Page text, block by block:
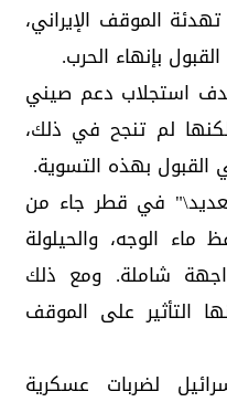
الموقف الإيراني،
بإنهاء الحرب.
استجلاب دعم صيني
لم تنجح في ذلك،
القبول بهذه التسوية.
في قطر جاء من
ماء الوجه، والحيلولة
شاملة. ومع ذلك
على الموقف
لضربات عسكرية